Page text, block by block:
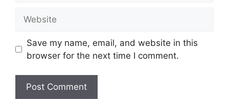
Save my name, email, and website in this
browser for the next time I comment.